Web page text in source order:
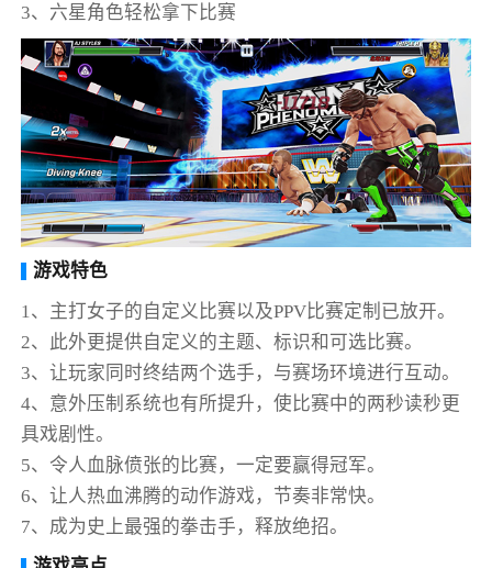
3、六星角色轻松拿下比赛
游戏特色
1、主打女子的自定义比赛以及PPV比赛定制已放开。
2、此外更提供自定义的主题、标识和可选比赛。
3、让玩家同时终结两个选手，与赛场环境进行互动。
4、意外压制系统也有所提升，使比赛中的两秒读秒更
具戏剧性。
5、令人血脉偾张的比赛，一定要赢得冠军。
6、让人热血沸腾的动作游戏，节奏非常快。
7、成为史上最强的拳击手，释放绝招。